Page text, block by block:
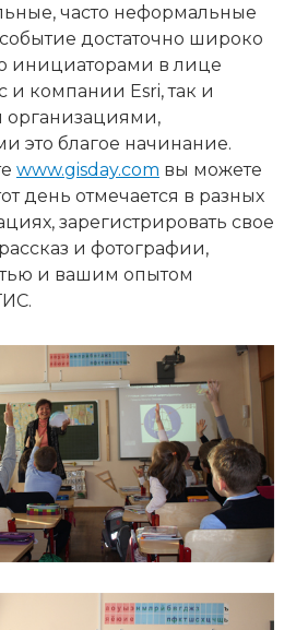
часто неформальные
достаточно широко
инициаторами в лице
и компании Esri, так и
благое начинание.
www.gisday.com вы можете
день отмечается в разных
зарегистрировать свое
и фотографии,
и вашим опытом